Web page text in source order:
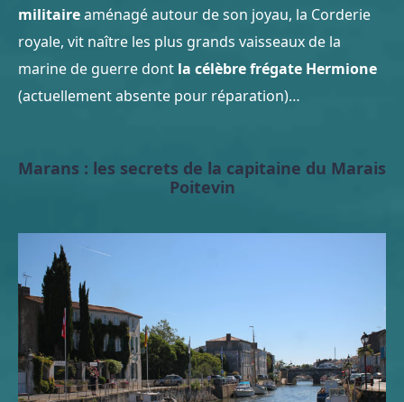
militaireaménagé autour de son joyau, la Corderie
royale, vit naître les plus grands vaisseaux de la
marine de guerre dont la célèbre frégate Hermione
(actuellement absente pour réparation)…
Marans : les secrets de la capitaine du Marais
Poitevin